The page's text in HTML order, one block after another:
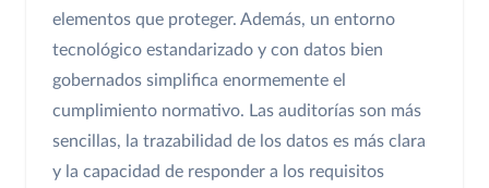
elementos que proteger. Además, un entorno
tecnológico estandarizado y con datos bien
gobernados simplifica enormemente el
cumplimiento normativo. Las auditorías son más
sencillas, la trazabilidad de los datos es más clara
y la capacidad de responder a los requisitos